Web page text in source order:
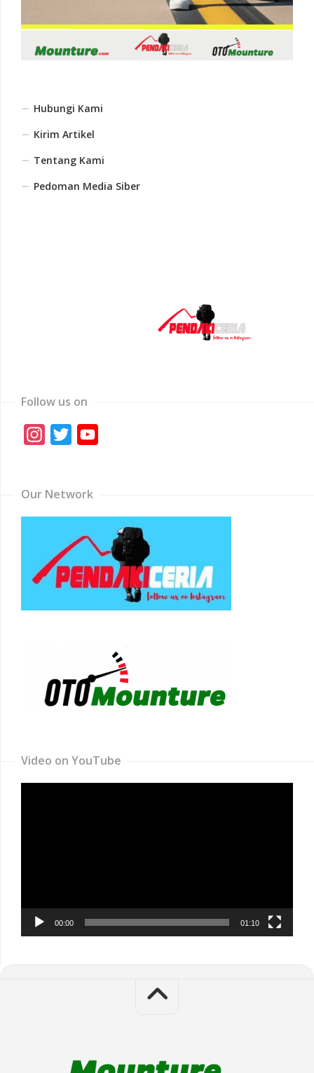
Hubungi Kami
Kirim Artikel
Tentang Kami
Pedoman Media Siber
Follow us on
Instagram
Twitter
Our Network
Video on YouTube
00:00 01:10